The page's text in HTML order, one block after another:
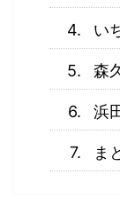
い
森
浜
ま